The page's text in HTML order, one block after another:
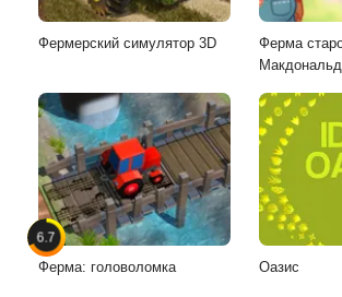
Фермерский симулятор 3D
Ферма
6.7
Ферма: головоломка Оазис